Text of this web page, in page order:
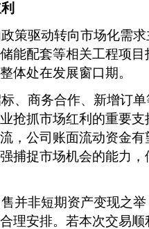
驱动转向市场化需求
能配套等相关工程项
体处在发展窗口期。
商务合作、新增订单
抢抓市场红利的重要
，公司账面流动资金
捕捉市场机会的能力
并非短期资产变现之
理安排。若本次交易